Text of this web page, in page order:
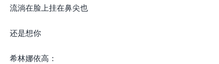
流淌在脸上挂在鼻尖也
还是想你
希林娜依高：